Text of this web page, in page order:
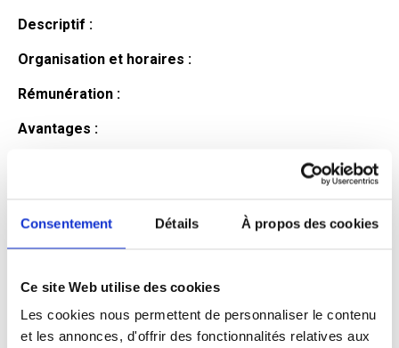
Consentement Détails À propos des cookies
Ce site Web utilise des cookies
Les cookies nous permettent de personnaliser le contenu
et les annonces, d'offrir des fonctionnalités relatives aux
Descriptif :
Organisation et horaires :
Rémunération :
Avantages :
candidat
Qualifications et diplômes :
Profil recherché :